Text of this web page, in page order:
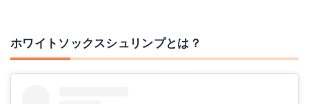
ホワイトソックスシュリンプとは？